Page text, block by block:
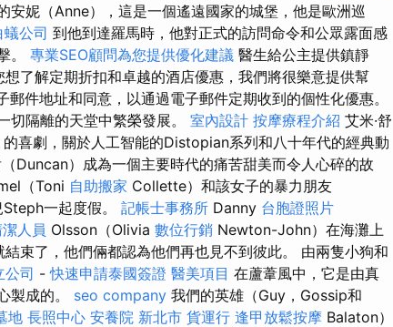
安妮（Anne），這是一個遙遠國家的城堡，他是歐洲巡
蟻公司 到他到達羅馬時，他對正式的訪問命令和公眾露面感
。 專業SEO顧問為您提供優化建議 醫生給公主提供鎮靜
想了解定期折扣和卓越的酒店優惠，我們將很樂意提供幫
郵件地址和同意，以通過電子郵件定期收到的個性化優惠。
切隔離的天堂中繁榮發展。 室內設計 按摩療程介紹 艾米·舒
喜劇，關於人工智能的Distopian系列和八十年代的經典動
Duncan）成為一個主要時代的痛苦甜美而令人心碎的故
（Toni 自助搬家 Collette）和該女子的暴力朋友
一起度假。 記帳士事務所 Danny 台胞證照片
人員 Olsson（Olivia 數位行銷 Newton-John）在海灘上
結束了，他們倆都認為他們再也見不到彼此。 由兩隻小狗和
公司 -快速申請泰國簽證 醫美項目 在蘆葦風中，它是由真
製成的。 seo company 我們的英雄（Guy，Gossip和
地 長照中心 安養院 新北市 貨運行 逢甲放鬆按摩 Balaton）